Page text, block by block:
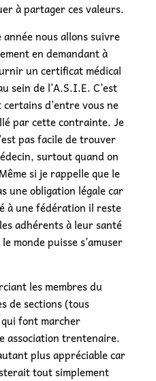
à partager ces valeurs.
nous allons suivre
en demandant à
un certificat médical
sein de l’A.S.I.E. C’est
d’entre vous ne
par cette contrainte. Je
pas facile de trouver
surtout quand on
si je rappelle que le
une obligation légale car
à une fédération il reste
adhérents à leur santé
monde puisse s’amuser
les membres du
de sections (tous
font marcher
association trentenaire.
plus appréciable car
tout simplement